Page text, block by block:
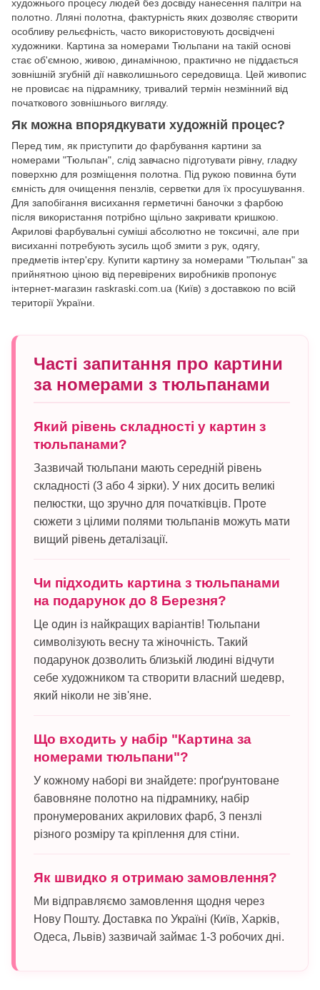
художнього процесу людей без досвіду нанесення палітри на
полотно. Лляні полотна, фактурність яких дозволяє створити
особливу рельєфність, часто використовують досвідчені
художники. Картина за номерами Тюльпани на такій основі
стає об'ємною, живою, динамічною, практично не піддається
зовнішній згубній дії навколишнього середовища. Цей живопис
не провисає на підрамнику, тривалий термін незмінний від
початкового зовнішнього вигляду.
Як можна впорядкувати художній процес?
Перед тим, як приступити до фарбування картини за
номерами "Тюльпан", слід завчасно підготувати рівну, гладку
поверхню для розміщення полотна. Під рукою повинна бути
ємність для очищення пензлів, серветки для їх просушування.
Для запобігання висихання герметичні баночки з фарбою
після використання потрібно щільно закривати кришкою.
Акрилові фарбувальні суміші абсолютно не токсичні, але при
висиханні потребують зусиль щоб змити з рук, одягу,
предметів інтер'єру. Купити картину за номерами "Тюльпан" за
прийнятною ціною від перевірених виробників пропонує
інтернет-магазин raskraski.com.ua (Київ) з доставкою по всій
території України.
Часті запитання про картини
за номерами з тюльпанами
Який рівень складності у картин з
тюльпанами?
Зазвичай тюльпани мають середній рівень
складності (3 або 4 зірки). У них досить великі
пелюстки, що зручно для початківців. Проте
сюжети з цілими полями тюльпанів можуть мати
вищий рівень деталізації.
Чи підходить картина з тюльпанами
на подарунок до 8 Березня?
Це один із найкращих варіантів! Тюльпани
символізують весну та жіночність. Такий
подарунок дозволить близькій людині відчути
себе художником та створити власний шедевр,
який ніколи не зів'яне.
Що входить у набір "Картина за
номерами тюльпани"?
У кожному наборі ви знайдете: проґрунтоване
бавовняне полотно на підрамнику, набір
пронумерованих акрилових фарб, 3 пензлі
різного розміру та кріплення для стіни.
Як швидко я отримаю замовлення?
Ми відправляємо замовлення щодня через
Нову Пошту. Доставка по Україні (Київ, Харків,
Одеса, Львів) зазвичай займає 1-3 робочих дні.